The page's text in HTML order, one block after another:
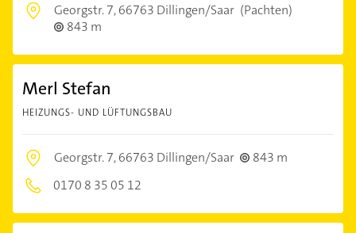
Georgstr. 7,66763 Dillingen/Saar (Pachten)
843 m
Merl Stefan
HEIZUNGS- UND LÜFTUNGSBAU
Georgstr. 7,66763 Dillingen/Saar
843 m
0170 8 35 05 12